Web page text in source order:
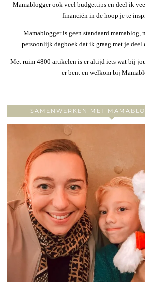
Mamablogger ook veel budgettips en deel ik
financiën in de hoop je te
Mamablogger is geen standaard mamablog,
persoonlijk dagboek dat ik graag met je deel
Met ruim 4800 artikelen is er altijd iets wat bij
er bent en welkom bij
SAMENWERKEN MET